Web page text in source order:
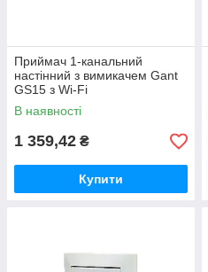
Приймач 1-канальний
настінний з вимикачем Gant
GS15 з Wi-Fi
В наявності
1 359,42 ₴
Купити